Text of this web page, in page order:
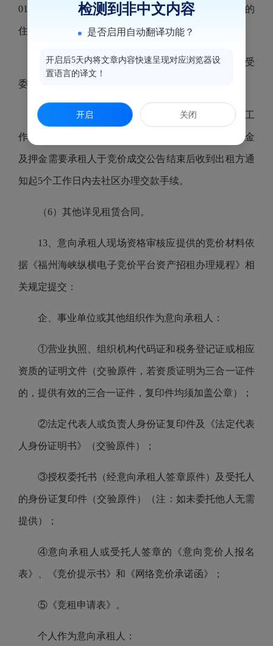
01单元竞租申请表》中所填“拟经营行业”即为中选后的
住宅用途）。
（4）具有完全民事行为能力的自然人报名不接受
委托。
（5）承租人应于竞价成交公告结束之日起五个工
作日内将竞价服务费汇达本中心指定账户、第一期租金
及押金需要承租人于竞价成交公告结束后收到出租方通
知起5个工作日内去社区办理交款手续。
（6）其他详见租赁合同。
13、意向承租人现场资格审核应提供的竞价材料依
据《福州海峡纵横电子竞价平台资产招租办理规程》相
关规定提交：
企、事业单位或其他组织作为意向承租人：
①营业执照、组织机构代码证和税务登记证或相应
资质的证明文件（交验原件，若资质证明为三合一证件
的，提供有效的三合一证件，复印件均须加盖公章）；
②法定代表人或负责人身份证复印件及《法定代表
人身份证明书》（交验原件）；
③授权委托书（经意向承租人签章原件）及受托人
的身份证复印件（交验原件）（注：如未委托他人无需
提供）；
④意向承租人或受托人签章的《意向竞价人报名
表》、《竞价提示书》和《网络竞价承诺函》；
⑤《竞租申请表》。
个人作为意向承租人：
检测到非中文内容
是否启用自动翻译功能？
开启后5天内将文章内容快速呈现对应浏览器设
置语言的译文！
开启 关闭